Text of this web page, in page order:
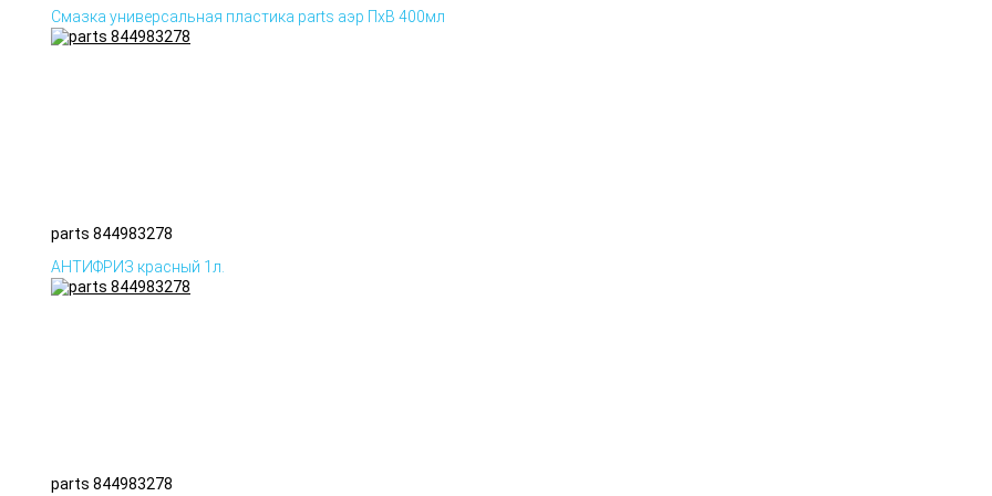
Смазка универсальная пластика parts аэр ПхВ 400мл
parts 844983278
АНТИФРИЗ красный 1л.
parts 844983278